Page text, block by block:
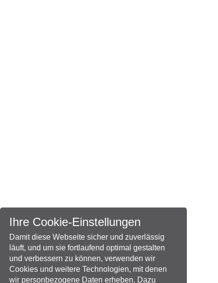
Ihre Cookie-Einstellungen
Damit diese Webseite sicher und zuverlässig
läuft, und um sie fortlaufend optimal gestalten
und verbessern zu können, verwenden wir
Cookies und weitere Technologien, mit denen
wir personbezogene Daten erheben. Dazu